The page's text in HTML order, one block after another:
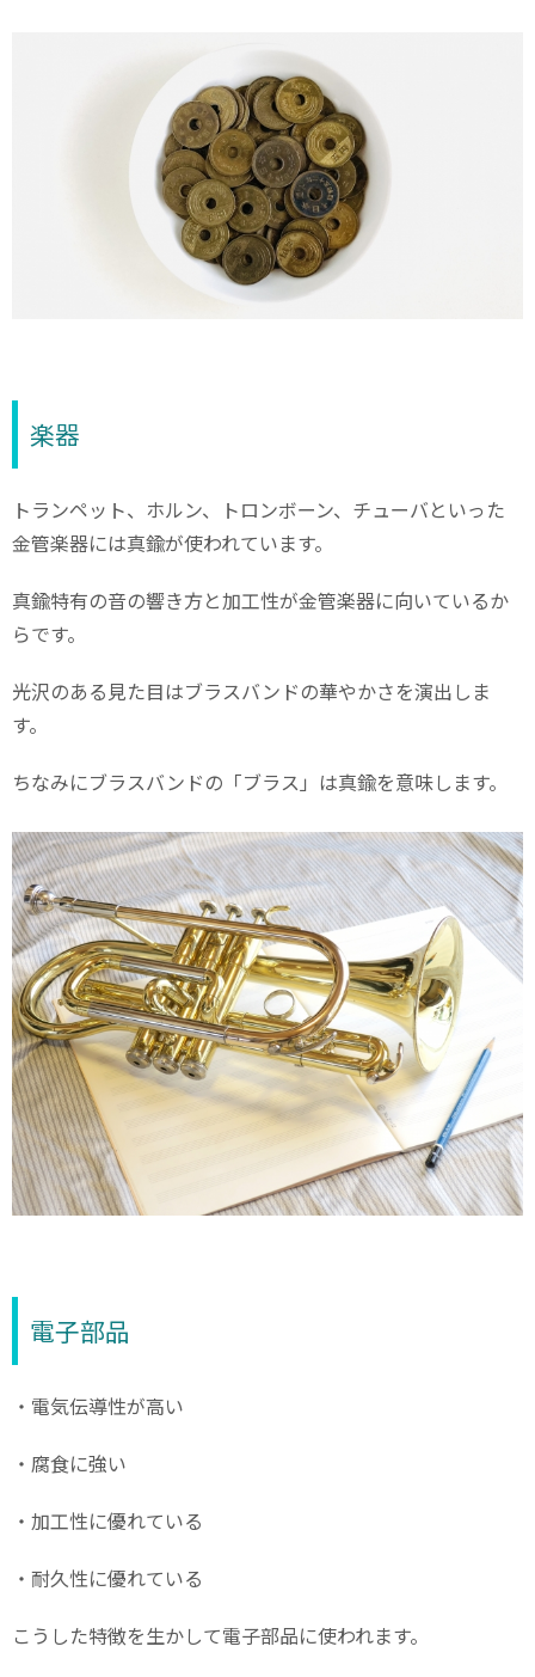
楽器
トランペット、ホルン、トロンボーン、チューバといった
金管楽器には真鍮が使われています。
真鍮特有の音の響き方と加工性が金管楽器に向いているか
らです。
光沢のある見た目はブラスバンドの華やかさを演出しま
す。
ちなみにブラスバンドの「ブラス」は真鍮を意味します。
電子部品
・電気伝導性が高い
・腐食に強い
・加工性に優れている
・耐久性に優れている
こうした特徴を生かして電子部品に使われます。